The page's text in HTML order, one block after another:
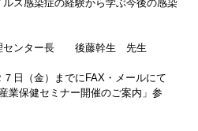
ス感染症の経験から学ぶ今後の感染
ンター長 後藤幹生 先生
日（金）までにFAX・メールにて
業保健セミナー開催のご案内」参